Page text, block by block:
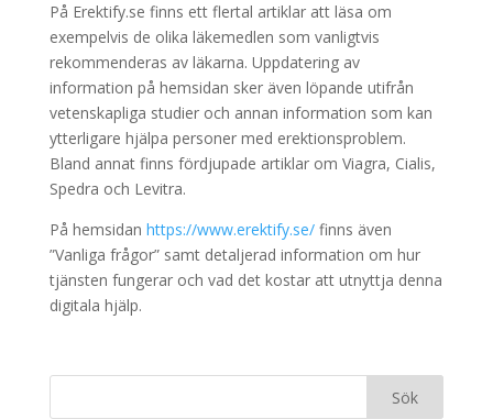
På Erektify.se finns ett flertal artiklar att läsa om
exempelvis de olika läkemedlen som vanligtvis
rekommenderas av läkarna. Uppdatering av
information på hemsidan sker även löpande utifrån
vetenskapliga studier och annan information som kan
ytterligare hjälpa personer med erektionsproblem.
Bland annat finns fördjupade artiklar om Viagra, Cialis,
Spedra och Levitra.
På hemsidan https://www.erektify.se/finns även
”Vanliga frågor” samt detaljerad information om hur
tjänsten fungerar och vad det kostar att utnyttja denna
digitala hjälp.